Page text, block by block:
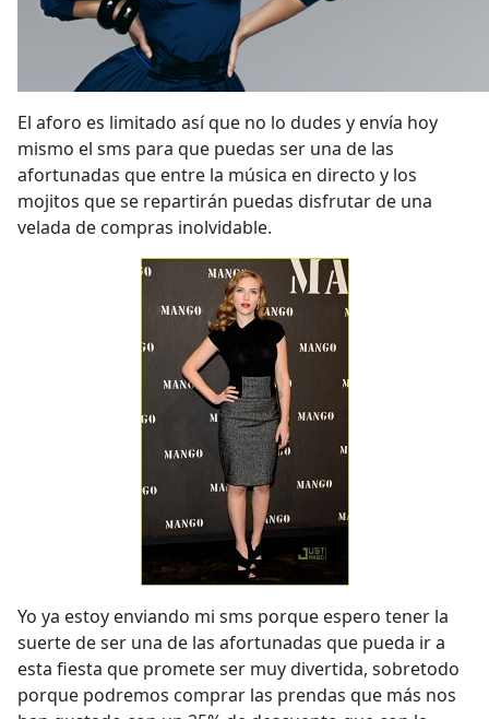
El aforo es limitado así que no lo dudes y envía hoy
mismo el sms para que puedas ser una de las
afortunadas que entre la música en directo y los
mojitos que se repartirán puedas disfrutar de una
velada de compras inolvidable.
Yo ya estoy enviando mi sms porque espero tener la
suerte de ser una de las afortunadas que pueda ir a
esta fiesta que promete ser muy divertida, sobretodo
porque podremos comprar las prendas que más nos